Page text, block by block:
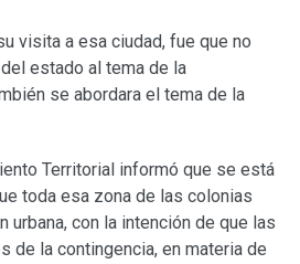
visita a esa ciudad, fue que no
estado al tema de la
se abordara el tema de la
Territorial informó que se está
toda esa zona de las colonias
con la intención de que las
de la contingencia, en materia de